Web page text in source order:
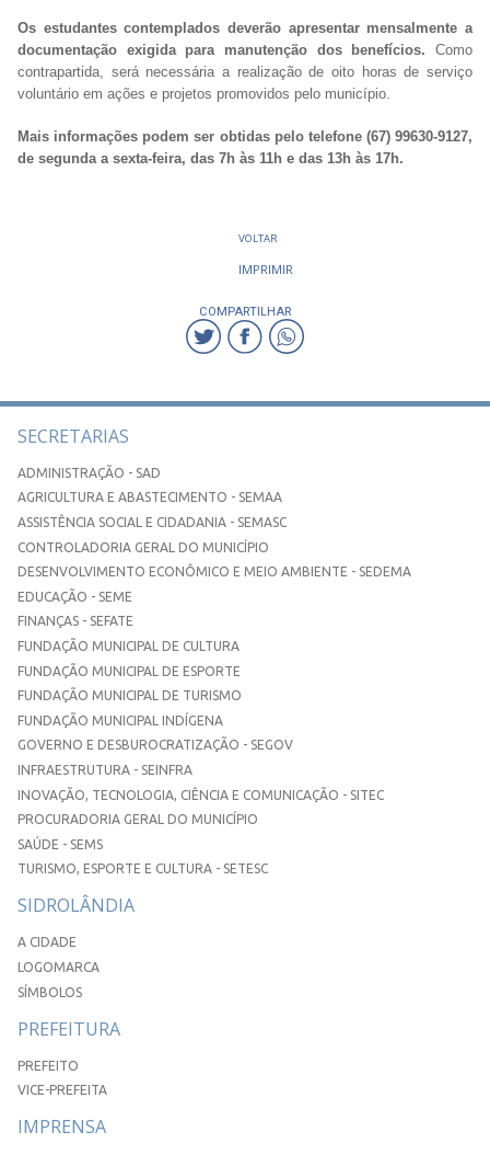
Os estudantes contemplados deverão apresentar mensalmente a
documentação exigida para manutenção dos benefícios. Como
contrapartida, será necessária a realização de oito horas de serviço
voluntário em ações e projetos promovidos pelo município.
Mais informações podem ser obtidas pelo telefone (67) 99630-9127,
de segunda a sexta-feira, das 7h às 11h e das 13h às 17h.
VOLTAR
IMPRIMIR
COMPARTILHAR
SECRETARIAS
ADMINISTRAÇÃO - SAD
AGRICULTURA E ABASTECIMENTO - SEMAA
ASSISTÊNCIA SOCIAL E CIDADANIA - SEMASC
CONTROLADORIA GERAL DO MUNICÍPIO
DESENVOLVIMENTO ECONÔMICO E MEIO AMBIENTE - SEDEMA
EDUCAÇÃO - SEME
FINANÇAS - SEFATE
FUNDAÇÃO MUNICIPAL DE CULTURA
FUNDAÇÃO MUNICIPAL DE ESPORTE
FUNDAÇÃO MUNICIPAL DE TURISMO
FUNDAÇÃO MUNICIPAL INDÍGENA
GOVERNO E DESBUROCRATIZAÇÃO - SEGOV
INFRAESTRUTURA - SEINFRA
INOVAÇÃO, TECNOLOGIA, CIÊNCIA E COMUNICAÇÃO - SITEC
PROCURADORIA GERAL DO MUNICÍPIO
SAÚDE - SEMS
TURISMO, ESPORTE E CULTURA - SETESC
SIDROLÂNDIA
A CIDADE
LOGOMARCA
SÍMBOLOS
PREFEITURA
PREFEITO
VICE-PREFEITA
IMPRENSA